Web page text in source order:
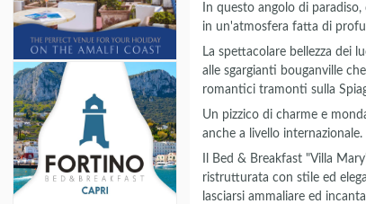
In questo angolo di
in un'atmosfera fatta di
La spettacolare bellezza dei
alle sgargianti bouganville
romantici tramonti sulla
Un pizzico di charme e
anche a livello internazionale.
Il Bed & Breakfast "Villa
ristrutturata con stile ed
lasciarsi ammaliare ed